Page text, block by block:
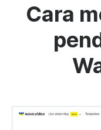
Cara